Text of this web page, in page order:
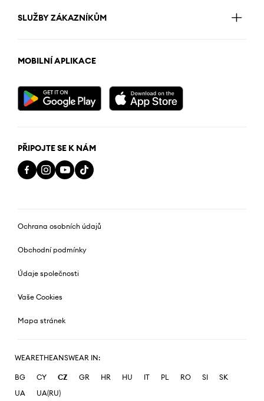
SLUŽBY ZÁKAZNÍKŮM
MOBILNÍ APLIKACE
PŘIPOJTE SE K NÁM
Ochrana osobních údajů
Obchodní podmínky
Údaje společnosti
Vaše Cookies
Mapa stránek
WEARETHEANSWEAR IN:
BG CY CZ GR HR HU IT PL RO SI
SK
UA
UA(RU)